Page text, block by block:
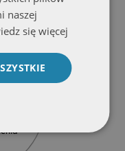
naszej
się więcej